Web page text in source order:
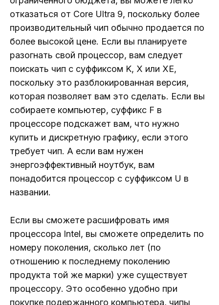
отказаться от Core Ultra 9, поскольку более
производительный чип обычно продается по
более высокой цене. Если вы планируете
разогнать свой процессор, вам следует
поискать чип с суффиксом K, X или XE,
поскольку это разблокированная версия,
которая позволяет вам это сделать. Если вы
собираете компьютер, суффикс F в
процессоре подскажет вам, что нужно
купить и дискретную графику, если этого
требует чип. А если вам нужен
энергоэффективный ноутбук, вам
понадобится процессор с суффиксом U в
названии.
Если вы сможете расшифровать имя
процессора Intel, вы сможете определить по
номеру поколения, сколько лет (по
отношению к последнему поколению
продукта той же марки) уже существует
процессору. Это особенно удобно при
покупке подержанного компьютера, чипы